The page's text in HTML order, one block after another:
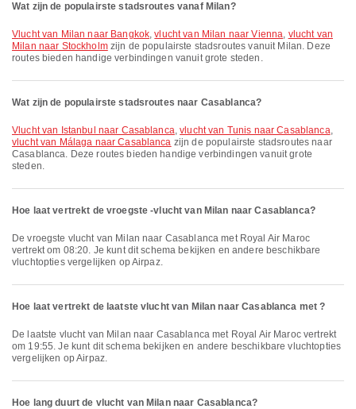
Wat zijn de populairste stadsroutes vanaf Milan?
vlucht van Milan naar Bangkok,vlucht van Milan naar Vienna, vlucht van
Milan naar Stockholmzijn de populairste stadsroutes vanuit Milan. Deze
routes bieden handige verbindingen vanuit grote steden.
Wat zijn de populairste stadsroutes naar Casablanca?
vlucht van Istanbul naar Casablanca,vlucht van Tunis naar Casablanca,
vlucht van Málaga naar Casablanca zijn de populairste stadsroutes naar
Casablanca. Deze routes bieden handige verbindingen vanuit grote
steden.
Hoe laat vertrekt de vroegste -vlucht van Milan naar Casablanca?
De vroegste vlucht van Milan naar Casablanca met Royal Air Maroc
vertrekt om 08:20. Je kunt dit schema bekijken en andere beschikbare
vluchtopties vergelijken op Airpaz.
Hoe laat vertrekt de laatste vlucht van Milan naar Casablanca met ?
De laatste vlucht van Milan naar Casablanca met Royal Air Maroc vertrekt
om 19:55. Je kunt dit schema bekijken en andere beschikbare vluchtopties
vergelijken op Airpaz.
Hoe lang duurt de vlucht van Milan naar Casablanca?